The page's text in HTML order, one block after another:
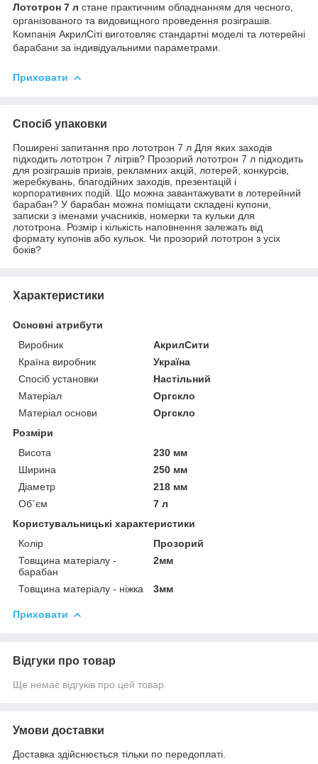
Лототрон 7 л стане практичним обладнанням для чесного,
організованого та видовищного проведення розіграшів.
Компанія АкрилСіті виготовляє стандартні моделі та лотерейні
барабани за індивідуальними параметрами.
Приховати
Спосіб упаковки
Поширені запитання про лототрон 7 л Для яких заходів
підходить лототрон 7 літрів? Прозорий лототрон 7 л підходить
для розіграшів призів, рекламних акцій, лотерей, конкурсів,
жеребкувань, благодійних заходів, презентацій і
корпоративних подій. Що можна завантажувати в лотерейний
барабан? У барабан можна поміщати складені купони,
записки з іменами учасників, номерки та кульки для
лототрона. Розмір і кількість наповнення залежать від
формату купонів або кульок. Чи прозорий лототрон з усіх
боків?
Характеристики
Основні атрибути
Виробник
АкрилСити
Країна виробник
Україна
Спосіб установки
Настільний
Матеріал
Оргскло
Матеріал основи
Оргскло
Розміри
Висота
230 мм
Ширина
250 мм
Діаметр
218 мм
Об`єм
7 л
Користувальницькі характеристики
Колір
Прозорий
Товщина матеріалу -
барабан
2мм
Товщина матеріалу - ніжка 3мм
Приховати
Відгуки про товар
Ще немає відгуків про цей товар
Умови доставки
Доставка здійснюється тільки по передоплаті.